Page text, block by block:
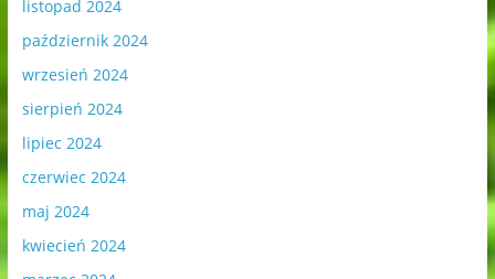
listopad 2024
październik 2024
wrzesień 2024
sierpień 2024
lipiec 2024
czerwiec 2024
maj 2024
kwiecień 2024